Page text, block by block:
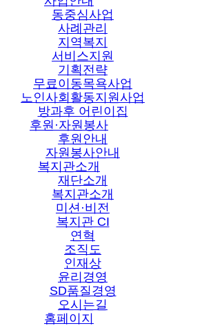
동중심사업
사례관리
지역복지
서비스지원
기획전략
무료이동목욕사업
노인사회활동지원사업
방과후 어린이집
후원·자원봉사
후원안내
자원봉사안내
복지관소개
재단소개
복지관소개
미션·비전
복지관 CI
연혁
조직도
인재상
윤리경영
SD품질경영
오시는길
홈페이지